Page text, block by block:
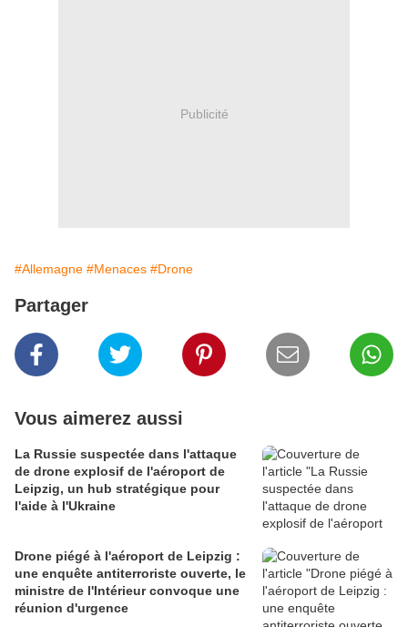
Publicité
#Allemagne #Menaces #Drone
Partager
Vous aimerez aussi
La Russie suspectée dans l'attaque
de drone explosif de l'aéroport de
Leipzig, un hub stratégique pour
l'aide à l'Ukraine
Drone piégé à l'aéroport de Leipzig :
une enquête antiterroriste ouverte, le
ministre de l'Intérieur convoque une
réunion d'urgence